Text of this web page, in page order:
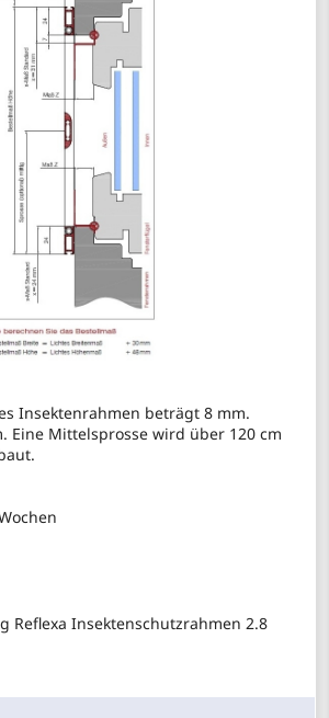
Insektenrahmen beträgt 8 mm.
Eine Mittelsprosse wird über 120 cm
Reflexa Insektenschutzrahmen 2.8